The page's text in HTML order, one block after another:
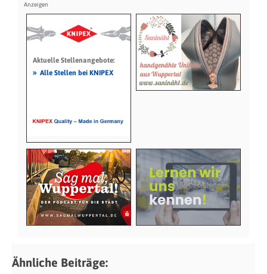
Aktuelle Stellenangebote:
» Alle Stellen bei KNIPEX
Ähnliche Beiträge: